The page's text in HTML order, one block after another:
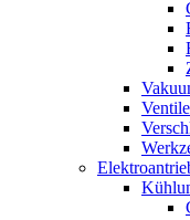
Ventile